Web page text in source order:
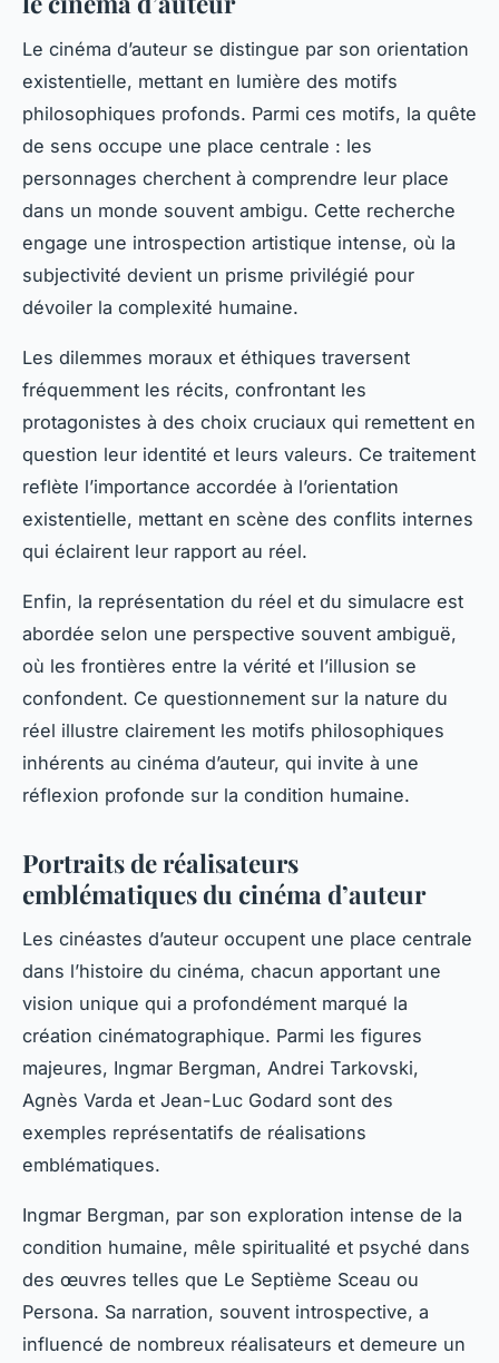
Le cinéma d’auteur se distingue par son orientation
existentielle, mettant en lumière des motifs
philosophiques profonds. Parmi ces motifs, la quête
de sens occupe une place centrale : les
personnages cherchent à comprendre leur place
dans un monde souvent ambigu. Cette recherche
engage une introspection artistique intense, où la
subjectivité devient un prisme privilégié pour
dévoiler la complexité humaine.
Les dilemmes moraux et éthiques traversent
fréquemment les récits, confrontant les
protagonistes à des choix cruciaux qui remettent en
question leur identité et leurs valeurs. Ce traitement
reflète l’importance accordée à l’orientation
existentielle, mettant en scène des conflits internes
qui éclairent leur rapport au réel.
Enfin, la représentation du réel et du simulacre est
abordée selon une perspective souvent ambiguë,
où les frontières entre la vérité et l’illusion se
confondent. Ce questionnement sur la nature du
réel illustre clairement les motifs philosophiques
inhérents au cinéma d’auteur, qui invite à une
réflexion profonde sur la condition humaine.
Portraits de réalisateurs
emblématiques du cinéma d’auteur
Les cinéastes d’auteur occupent une place centrale
dans l’histoire du cinéma, chacun apportant une
vision unique qui a profondément marqué la
création cinématographique. Parmi les figures
majeures, Ingmar Bergman, Andrei Tarkovski,
Agnès Varda et Jean-Luc Godard sont des
exemples représentatifs de réalisations
emblématiques.
Ingmar Bergman, par son exploration intense de la
condition humaine, mêle spiritualité et psyché dans
des œuvres telles que Le Septième Sceau ou
Persona. Sa narration, souvent introspective, a
influencé de nombreux réalisateurs et demeure un